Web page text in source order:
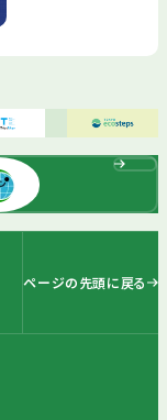
ページの先頭に戻る